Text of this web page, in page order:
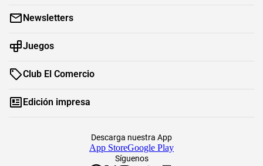
Newsletters
Juegos
Club El Comercio
Edición impresa
Síguenos
Descarga nuestra App
App StoreGoogle Play